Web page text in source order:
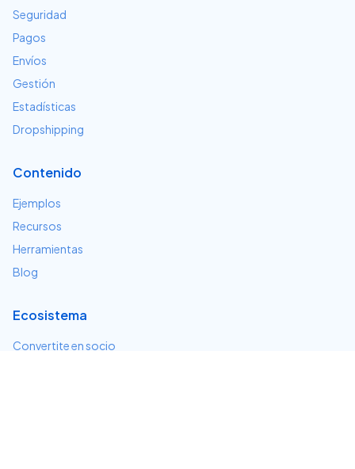
Seguridad
Pagos
Envíos
Gestión
Estadísticas
Dropshipping
Contenido
Ejemplos
Recursos
Herramientas
Blog
Ecosistema
Convertite en socio